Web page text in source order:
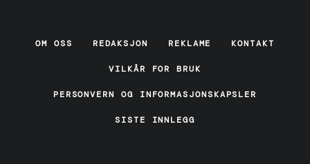
OM OSS REDAKSJON REKLAME KONTAKT
VILKÅR FOR BRUK
PERSONVERN OG INFORMASJONSKAPSLER
SISTE INNLEGG